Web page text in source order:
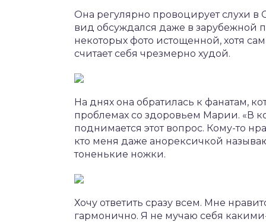
Она регулярно провоцирует слухи
вид обсуждался даже в зарубежной
некоторых фото истощенной, хотя
считает себя чрезмерно худой.
На днях она обратилась к фанатам,
проблемах со здоровьем Марии. «В
поднимается этот вопрос. Кому-то
кто меня даже анорексичкой
тоненькие ножки.
Хочу ответить сразу всем. Мне
гармонично. Я не мучаю себя